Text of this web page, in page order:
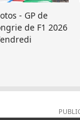
- GP de
de F1 2026